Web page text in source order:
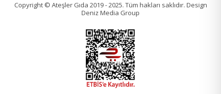
Copyright © Ateşler Gıda 2019 - 2025. Tüm hakları saklıdır. Design
Deniz Media Group